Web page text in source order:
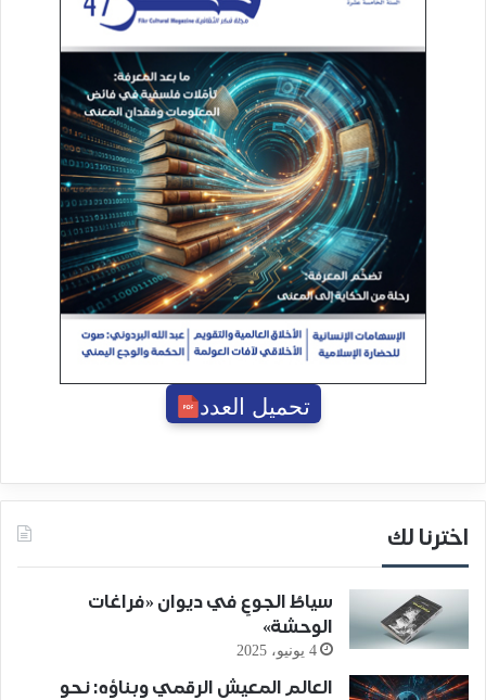
تحميل العدد
اخترنا لك
سياطُ الجوعِ في ديوان «فراغات
الوحشة»
4 يونيو، 2025
العالم المعيش الرقمي وبناؤه: نحو